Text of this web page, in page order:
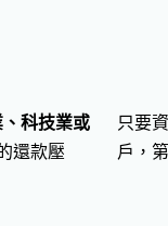
科技業或
還款壓
只要
戶，